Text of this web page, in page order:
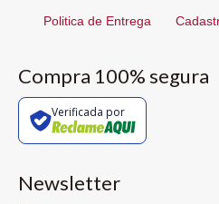
Politica de Entrega
Compra 100% segura
Verificada por
Newsletter